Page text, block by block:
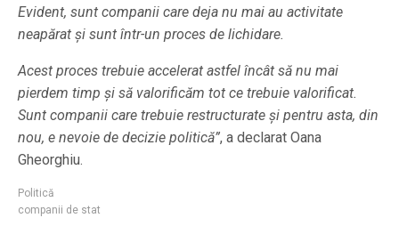
Evident, sunt companii care deja nu mai au activitate
neapărat și sunt într-un proces de lichidare.
Acest proces trebuie accelerat astfel încât să nu mai
pierdem timp și să valorificăm tot ce trebuie valorificat.
Sunt companii care trebuie restructurate și pentru asta, din
nou, e nevoie de decizie politică”, a declarat Oana
Gheorghiu.
Politică
companii de stat